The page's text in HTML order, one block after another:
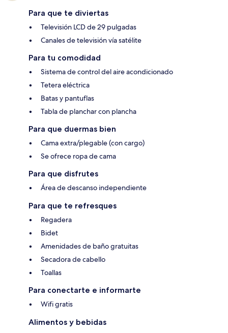
Para que te diviertas
Televisión LCD de 29 pulgadas
Canales de televisión vía satélite
Para tu comodidad
Sistema de control del aire acondicionado
Tetera eléctrica
Batas y pantuflas
Tabla de planchar con plancha
Para que duermas bien
Cama extra/plegable (con cargo)
Se ofrece ropa de cama
Para que disfrutes
Área de descanso independiente
Para que te refresques
Regadera
Bidet
Amenidades de baño gratuitas
Secadora de cabello
Toallas
Para conectarte e informarte
Wifi gratis
Alimentos y bebidas